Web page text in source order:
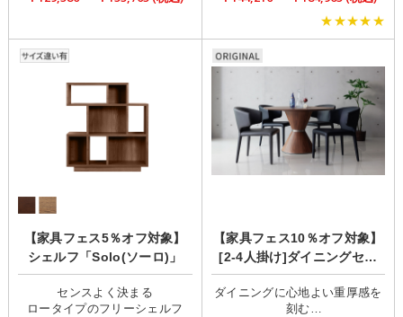
★★★★★
【家具フェス5％オフ対象】
シェルフ「Solo(ソーロ)」
センスよく決まる
【家具フェス10％オフ対象】
[2-4人掛け]ダイニングセッ
ト/ラウンドコミニュケーショ
ン/Ratte×aile
ダイニングに心地よい重厚感を
刻む